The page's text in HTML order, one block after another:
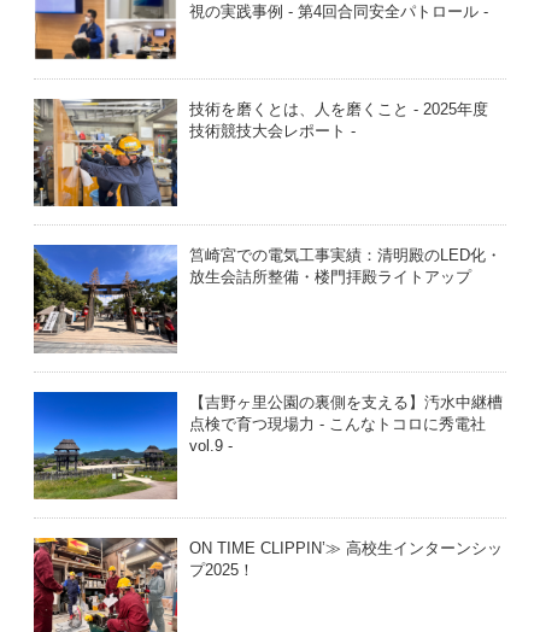
視の実践事例 - 第4回合同安全パトロール -
技術を磨くとは、人を磨くこと - 2025年度
技術競技大会レポート -
筥崎宮での電気工事実績：清明殿のLED化・
放生会詰所整備・楼門拝殿ライトアップ
【吉野ヶ里公園の裏側を支える】汚水中継槽
点検で育つ現場力 - こんなトコロに秀電社
vol.9 -
ON TIME CLIPPIN’≫ 高校生インターンシッ
プ2025！